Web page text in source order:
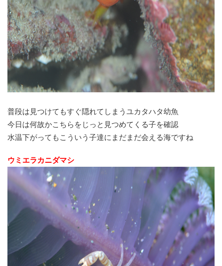
普段は見つけてもすぐ隠れてしまうユカタハタ幼魚
今日は何故かこちらをじっと見つめてくる子を確認
水温下がってもこういう子達にまだまだ会える海ですね
ウミエラカニダマシ